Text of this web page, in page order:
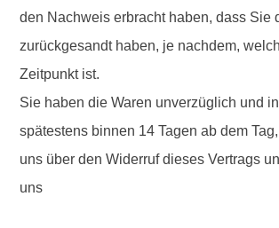
den Nachweis erbracht haben, dass Sie
zurückgesandt haben, je nachdem,
Zeitpunkt ist.
Sie haben die Waren unverzüglich und in
spätestens binnen 14 Tagen ab dem
uns über den Widerruf dieses Vertrags
uns